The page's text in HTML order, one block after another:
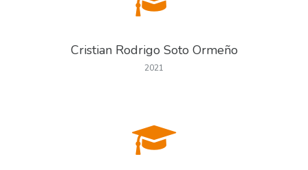
Cristian Rodrigo Soto Ormeño
2021